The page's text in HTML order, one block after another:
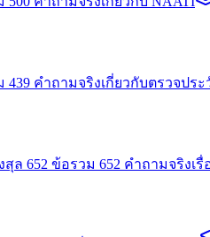
439 คำถามจริงเกี่ยวกับตรวจประ
ล 652 ข้อรวม 652 คำถามจริงเ